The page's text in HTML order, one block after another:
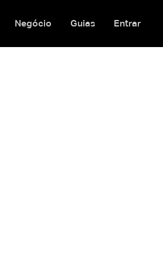
Negócio Guias Entrar